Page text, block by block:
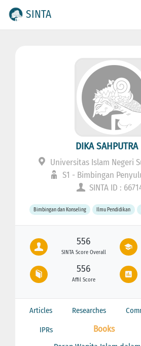
SINTA
DIKA SAHPUTRA
Universitas Islam Negeri
S1 - Bimbingan
SINTA ID :
Bimbingan dan Konseling Ilmu Pendidikan
556
SINTA Score Overall
556
Affil Score
Articles Researches
IPRs Books